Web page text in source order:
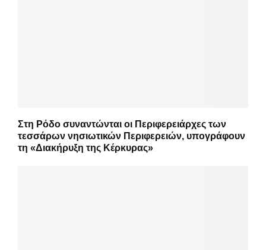
Στη Ρόδο συναντώνται οι Περιφερειάρχες των
τεσσάρων νησιωτικών Περιφερειών, υπογράφουν
τη «Διακήρυξη της Κέρκυρας»